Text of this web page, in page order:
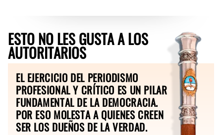
ESTO NO LES GUSTA A LOS
AUTORITARIOS
EL EJERCICIO DEL PERIODISMO
PROFESIONAL Y CRÍTICO ES UN PILAR
FUNDAMENTAL DE LA DEMOCRACIA.
POR ESO MOLESTA A QUIENES CREEN
SER LOS DUEÑOS DE LA VERDAD.